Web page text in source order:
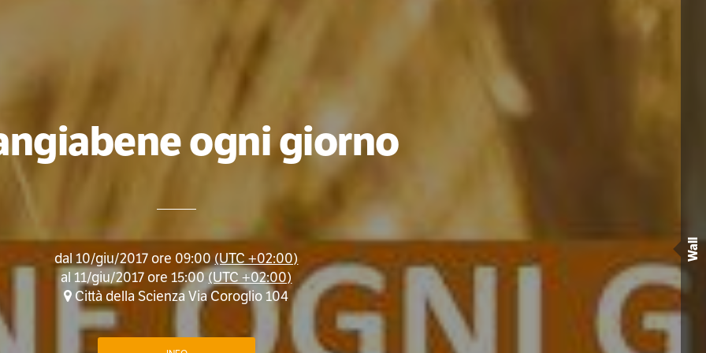
ogni giorno
dal10/giu/2017 ore 09:00(UTC +02:00)
al 11/giu/2017 ore 15:00(UTC +02:00)
Città della Scienza Via Coroglio 104
Wall